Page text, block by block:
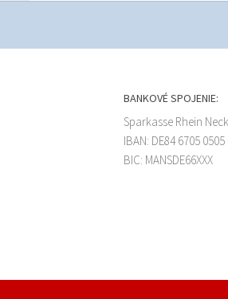
BANKOVÉ SPOJENIE:
Sparkasse Rhein
IBAN: DE84 6705
BIC: MANSDE66XXX